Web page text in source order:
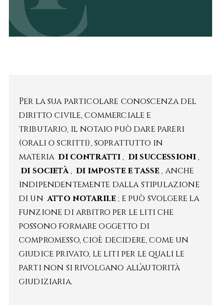
Per la sua particolare conoscenza del
diritto civile, commerciale e
tributario, il notaio può dare pareri
(orali o scritti), soprattutto in
materiadi contratti , di successioni ,
di società, di imposte e tasse , anche
indipendentemente dalla stipulazione
di unatto notarile; e può svolgere la
funzione di arbitro per le liti che
possono formare oggetto di
compromesso, cioè decidere, come un
giudice privato, le liti per le quali le
parti non si rivolgano all’autorità
giudiziaria.